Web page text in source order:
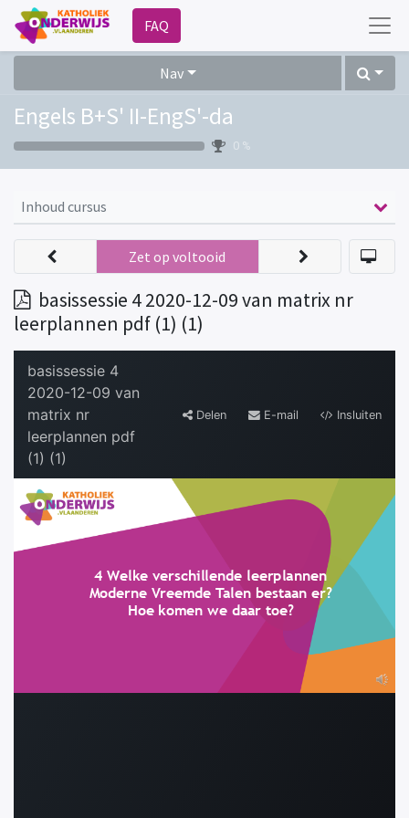
FAQ
Nav
Engels B+S' II-EngS'-da
0 %
Inhoud cursus
basissessie 4 2020-12-09 van matrix nr
leerplannen pdf (1) (1)
Zet op voltooid